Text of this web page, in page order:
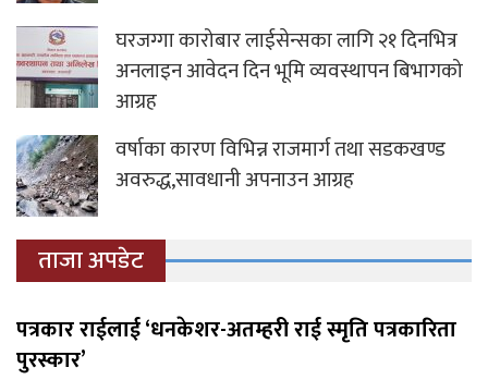
घरजग्गा कारोबार लाईसेन्सका लागि २१ दिनभित्र
अनलाइन आवेदन दिन भूमि व्यवस्थापन बिभागको
आग्रह
वर्षाका कारण विभिन्न राजमार्ग तथा सडकखण्ड
अवरुद्ध,सावधानी अपनाउन आग्रह
ताजा अपडेट
पत्रकार राईलाई ‘धनकेशर-अतम्हरी राई स्मृति पत्रकारिता
पुरस्कार’